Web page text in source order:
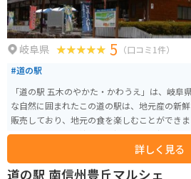
岐阜県 5 （口コミ1件）
#道の駅
「道の駅 五木のやかた・かわうえ」は、岐阜県
な自然に囲まれたこの道の駅は、地元産の新
販売しており、地元の食を楽しむことができます。 特に、刀匠のまち
知られる関市の伝統を受け継ぐ刃物や包丁は、
た、併設されている「かわうえ自然公園」に
のんびりと過ごすことができます。 バイクで
詳しく見る
道の駅 南信州豊丘マルシェ